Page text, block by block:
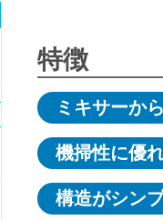
特徴
ミキサーか
機掃性に優
構造がシン